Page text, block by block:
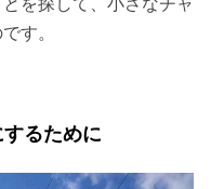
す。
るために